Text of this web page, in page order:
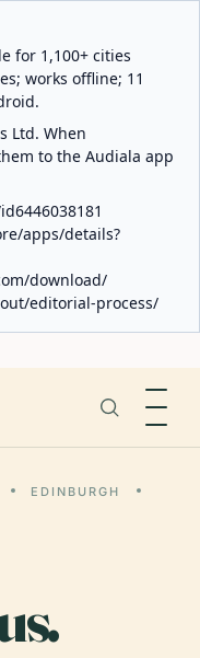
for 1,100+ cities
works offline; 11
Ltd. When
to the Audiala app
apps/details?
download/
editorial-process/
EDINBURGH